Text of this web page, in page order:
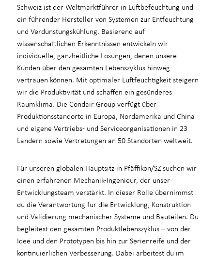
Schweiz ist der Weltmarktführer in Luftbefeuchtung und
ein führender Hersteller von Systemen zur Entfeuchtung
und Verdunstungskühlung. Basierend auf
wissenschaftlichen Erkenntnissen entwickeln wir
individuelle, ganzheitliche Lösungen, denen unsere
Kunden über den gesamten Lebenszyklus hinweg
vertrauen können. Mit optimaler Luftfeuchtigkeit steigern
wir die Produktivität und schaffen ein gesünderes
Raumklima. Die Condair Group verfügt über
Produktionsstandorte in Europa, Nordamerika und China
und eigene Vertriebs- und Serviceorganisationen in 23
Ländern sowie Vertretungen an 50 Standorten weltweit.
Für unseren globalen Hauptsitz in Pfäffikon/SZ suchen wir
einen erfahrenen Mechanik-Ingenieur, der unser
Entwicklungsteam verstärkt. In dieser Rolle übernimmst
du die Verantwortung für die Entwicklung, Konstruktion
und Validierung mechanischer Systeme und Bauteilen. Du
begleitest den gesamten Produktlebenszyklus – von der
Idee und den Prototypen bis hin zur Serienreife und der
kontinuierlichen Verbesserung. Dabei arbeitest du im